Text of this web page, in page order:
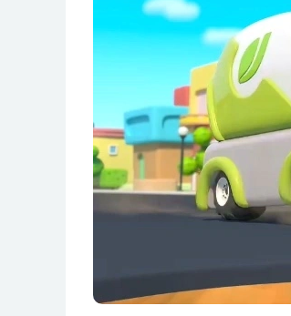
第12集 摩托车酷比
第13集 爱干净的扫地车
第14集 挖掘机找魔法拼图
第15集 菜鸟吊车来卸货
第16集 辛苦的垃圾车
第17集 菜鸟警车
第18集 厉害的吊车和拖车